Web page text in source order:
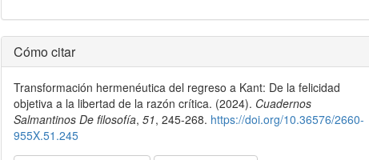
Detalles
del
artículo
Cómo citar
Transformación hermenéutica del regreso a Kant: De la felicidad
objetiva a la libertad de la razón crítica. (2024). Cuadernos
Salmantinos De filosofía,51, 245-268. https://doi.org/10.36576/2660-
955X.51.245